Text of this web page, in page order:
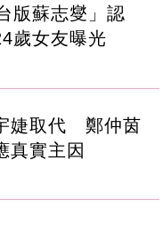
版蘇志燮」認
歲女友曝光
婕取代 鄭仲茵
真實主因